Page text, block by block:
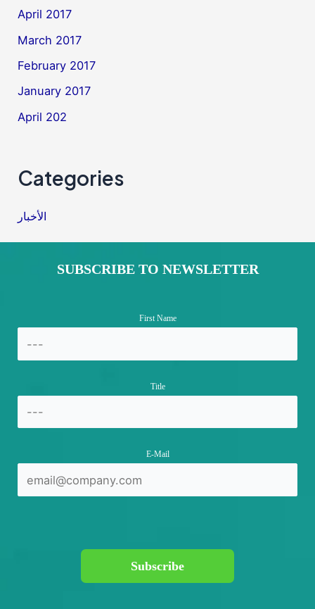
April 2017
March 2017
February 2017
January 2017
April 202
Categories
الأخبار
SUBSCRIBE TO NEWSLETTER
First Name
Title
E-Mail
Subscribe